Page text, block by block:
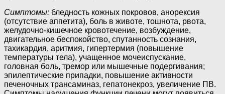
Симптомы: бледность кожных покровов, анорексия
(отсутствие аппетита), боль в животе, тошнота, рвота,
желудочно-кишечное кровотечение, возбуждение,
двигательное беспокойство, спутанность сознания,
тахикардия, аритмия, гипертермия (повышение
температуры тела), учащенное мочеиспускание,
головная боль, тремор или мышечные подергивания;
эпилептические припадки, повышение активности
печеночных трансаминаз, гепатонекроз, увеличение ПВ.